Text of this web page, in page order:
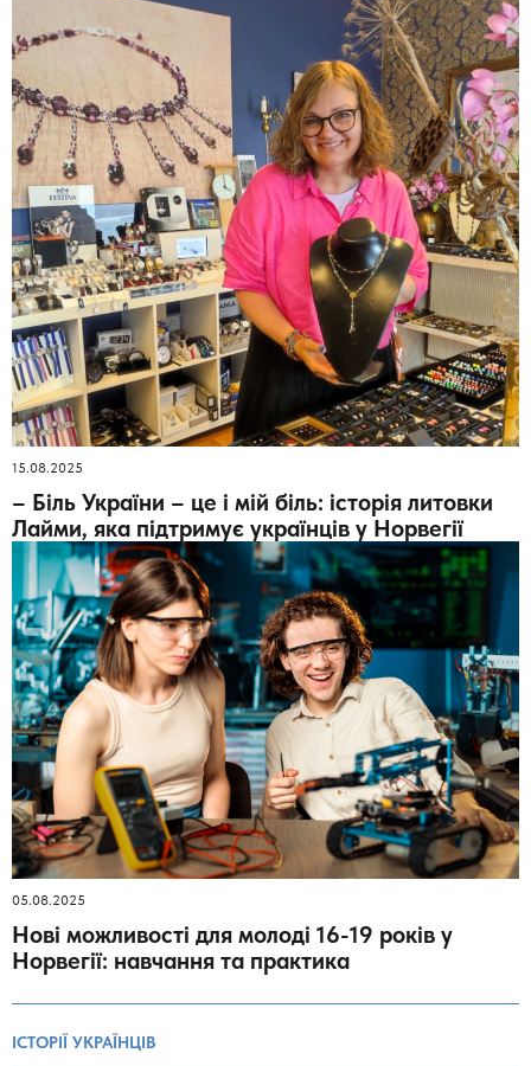
15.08.2025
– Біль України – це і мій біль: історія литовки
Лайми, яка підтримує українців у Норвегії
05.08.2025
Нові можливості для молоді 16-19 років у
Норвегії: навчання та практика
ІСТОРІЇ УКРАЇНЦІВ